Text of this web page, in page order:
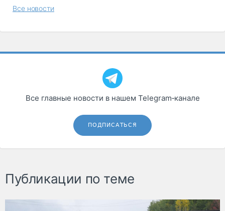
Все новости
Все главные новости в нашем Telegram‑канале
ПОДПИСАТЬСЯ
Публикации по теме